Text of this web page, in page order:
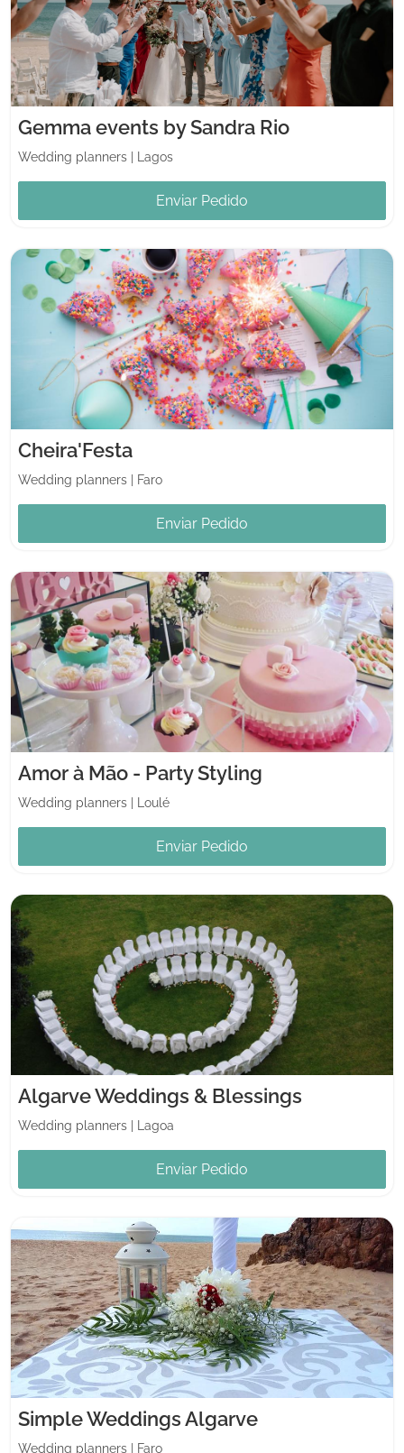
Gemma events by Sandra Rio
Wedding planners Lagos
Enviar Pedido
Cheira'Festa
Wedding planners Faro
Enviar Pedido
Amor à Mão - Party Styling
Wedding planners Loulé
Enviar Pedido
Algarve Weddings & Blessings
Wedding planners Lagoa
Enviar Pedido
Simple Weddings Algarve
Wedding planners Faro